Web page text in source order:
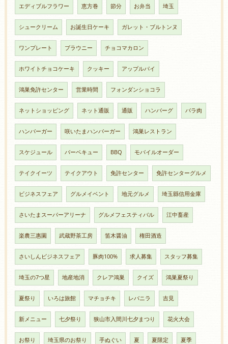
エディブルフラワー 恵方巻 節分 お弁当 埼玉
シュークリーム お誕生日ケーキ ガレット・ブルトンヌ
ワンプレート ブラウニー チョコマカロン
ホワイトチョコケーキ クッキー アップルパイ
鴻巣免許センター 営業時間 フォンダンショコラ
ネットショッピング ネット通販 通販 ハンバーグ バラ肉
ハンバーガー 咲いたまハンバーガー 鴻巣レストラン
スケジュール バーベキュー BBQ モバイルオーダー
テイクイーツ テイクアウト 免許センター 免許センターグルメ
ビジネスフェア グルメイベント 地元グルメ 埼玉縣信用金庫
さいたまスーパーアリーナ グルメフェスティバル 江中畜産
楽農三惠園 武蔵野茶工房 笛木醤油 権田酒造
さいしんビジネスフェア 豚肉100% 求人募集 スタッフ募集
埼玉の7つ星 地産地消 クレア鴻巣 クイズ 鴻巣夏祭り
夏祭り いろは旅館 マチョチキ レバニラ 吉見
新メニュー 七夕祭り 狭山市入間川七夕まつり 花火大会
お祭り 埼玉県のお祭り 手ぬぐい 夏 夏限定 夏季